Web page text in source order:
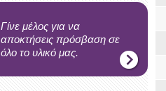
Γίνε μέλος για να
αποκτήσεις πρόσβαση σε
όλο το υλικό μας.